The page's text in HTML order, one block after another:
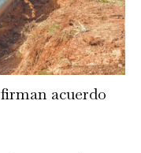
acuerdo